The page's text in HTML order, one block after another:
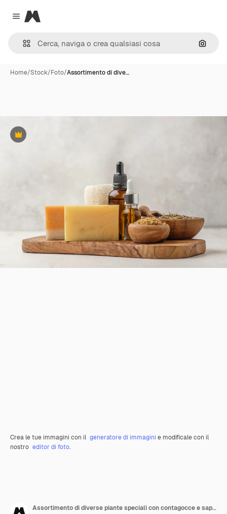
Close menu
Magnific
Cerca
Home/Stock/Foto/Assortimento di dive…
Premium
Crea le tue immagini con il generatore di immagini e modificale con il
nostro editor di foto.
Assortimento di diverse piante speciali con contagocce e saponi